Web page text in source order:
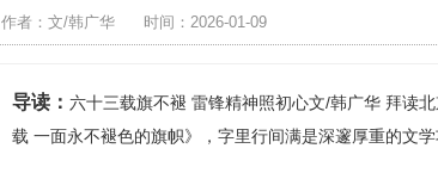
作者：文/韩广华 时间：2026-01-09
导读： 六十三载旗不褪 雷锋精神照初心文/韩广华 拜读
载 一面永不褪色的旗帜》，字里行间满是深邃厚重的文